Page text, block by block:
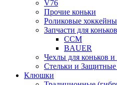
V76
Прочие коньки
Роликовые
Запчасти для коньков
CCM
BAUER
Чехлы для коньков и
Стельки и Защитные
Клюшки